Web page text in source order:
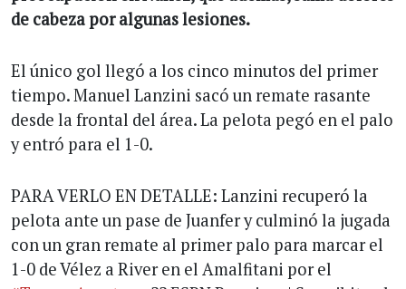
de cabeza por algunas lesiones.
El único gol llegó a los cinco minutos del primer
tiempo. Manuel Lanzini sacó un remate rasante
desde la frontal del área. La pelota pegó en el palo
y entró para el 1-0.
PARA VERLO EN DETALLE: Lanzini recuperó la
pelota ante un pase de Juanfer y culminó la jugada
con un gran remate al primer palo para marcar el
1-0 de Vélez a River en el Amalfitani por el